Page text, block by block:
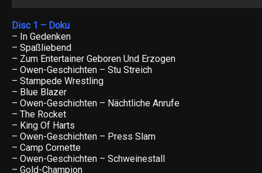
Disc 1 – Doku
– In Gedenken
– Spaßliebend
– Zum Entertainer Geboren Und Erzogen
– Owen-Geschichten – Stu Streich
– Stampede Wrestling
– Blue Blazer
– Owen-Geschichten – Nächtliche Anrufe
– The Rocket
– King Of Harts
– Owen-Geschichten – Press Slam
– Camp Cornette
– Owen-Geschichten – Schweinestall
– Gold-Champion